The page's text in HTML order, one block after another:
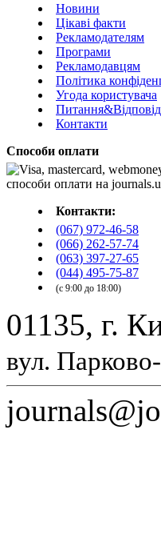
Новини
Цікаві факти
Рекламодателям
Програми
Рекламодавцям
Політика
Угода користувача
Контакти
Способи оплати
Контакти:
(067) 972-46-58
(066) 262-57-74
(063) 397-27-65
(044) 495-75-87
(с 9:00 до 18:00)
01135, г.
вул.